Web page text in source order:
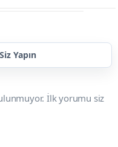
Yapın
İlk yorumu siz